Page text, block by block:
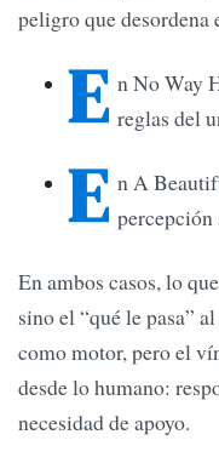
peligro que desordena
E n No Way
reglas del
E n A
percepción
En ambos casos, lo
sino el “qué le pasa”
como motor, pero el
desde lo humano:
necesidad de apoyo.